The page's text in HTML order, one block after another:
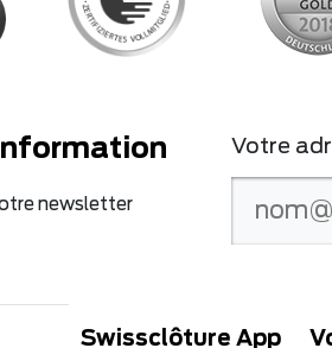
newsletter
Votre
Swissclôture App